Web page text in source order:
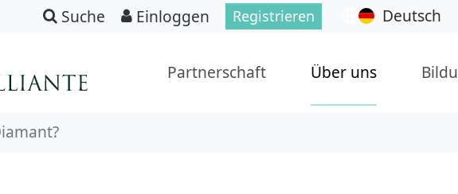
Suche Einloggen Registrieren Deutsch
Partnerschaft Über uns